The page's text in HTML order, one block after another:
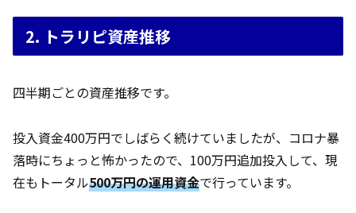
2. トラリピ資産推移
四半期ごとの資産推移です。
投入資金400万円でしばらく続けていましたが、コロナ暴
落時にちょっと怖かったので、100万円追加投入して、現
在もトータル500万円の運用資金で行っています。